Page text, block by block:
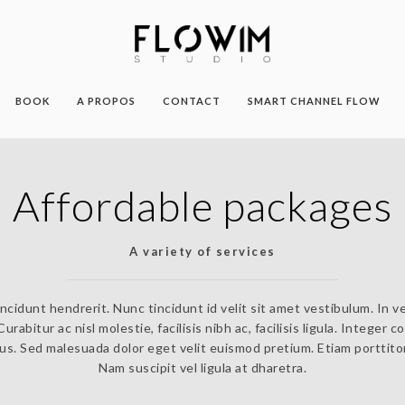
BOOK A PROPOS CONTACT SMART CHANNEL FLOW
Affordable packages
A variety of services
hendrerit. Nunc tincidunt id velit sit amet vestibulum. In
ac nisl molestie, facilisis nibh ac, facilisis ligula. Integer
Sed malesuada dolor eget velit euismod pretium. Etiam
Nam suscipit vel ligula at dharetra.